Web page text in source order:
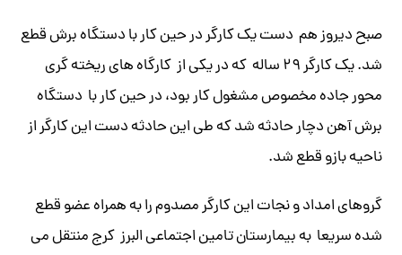
صبح دیروز هم دست یک کارگر در حین کار با دستگاه برش قطع
شد. یک کارگر ۲۹ ساله که در یکی از کارگاه های ریخته گری
محور جاده مخصوص مشغول کار بود، در حین کار با دستگاه
برش آهن دچار حادثه شد که طی این حادثه دست این کارگر از
ناحیه بازو قطع شد.
گروهای امداد و نجات این کارگر مصدوم را به همراه عضو قطع
شده سریعا به بیمارستان تامین اجتماعی البرز کرج منتقل می